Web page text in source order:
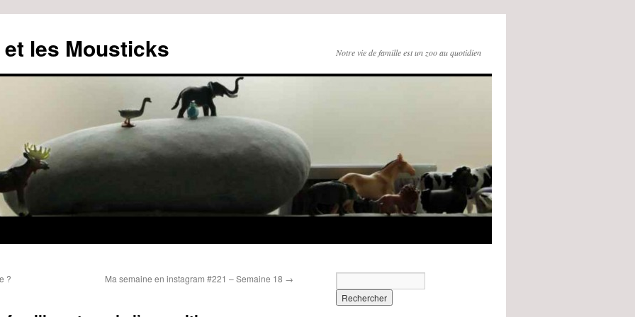
les Mousticks Notre vie de famille est un zoo au quotidien
?
Ma semaine en instagram #221 – Semaine 18 →